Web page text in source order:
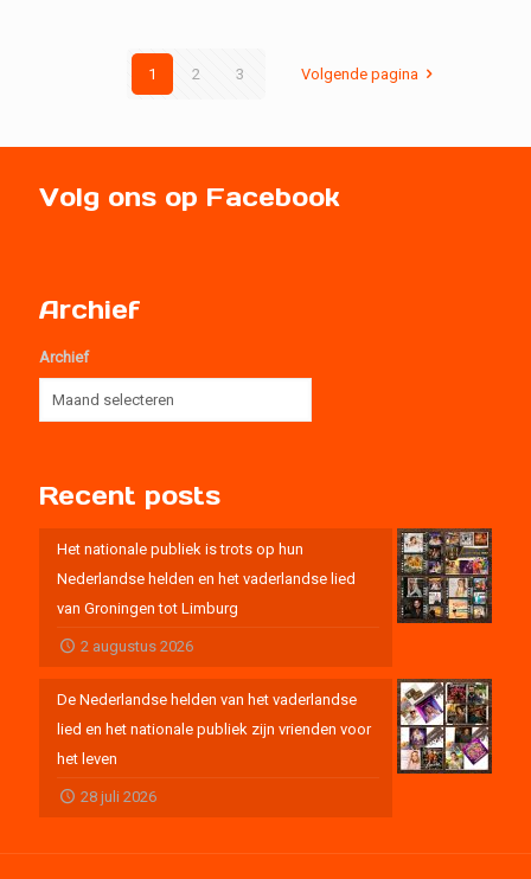
1 2 3 Volgende pagina
Volg ons op Facebook
Archief
Archief
Recent posts
Het nationale publiek is trots op hun
Nederlandse helden en het vaderlandse lied
van Groningen tot Limburg
2 augustus 2026
De Nederlandse helden van het vaderlandse
lied en het nationale publiek zijn vrienden voor
het leven
28 juli 2026